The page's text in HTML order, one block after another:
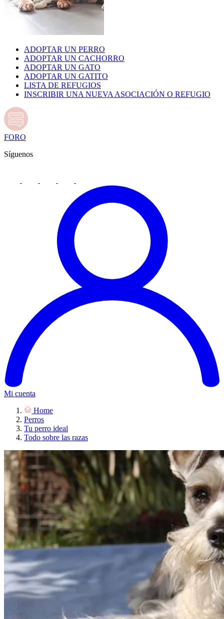
ADOPTAR UN PERRO
ADOPTAR UN CACHORRO
ADOPTAR UN GATO
ADOPTAR UN GATITO
LISTA DE REFUGIOS
INSCRIBIR UNA NUEVA ASOCIACIÓN O REFUGIO
FORO
Síguenos
Mi cuenta
Home
Perros
Tu perro ideal
Todo sobre las razas